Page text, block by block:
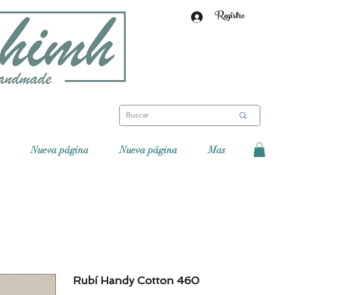
Registro
Nueva página Nueva página Mas
Rubí Handy Cotton 460